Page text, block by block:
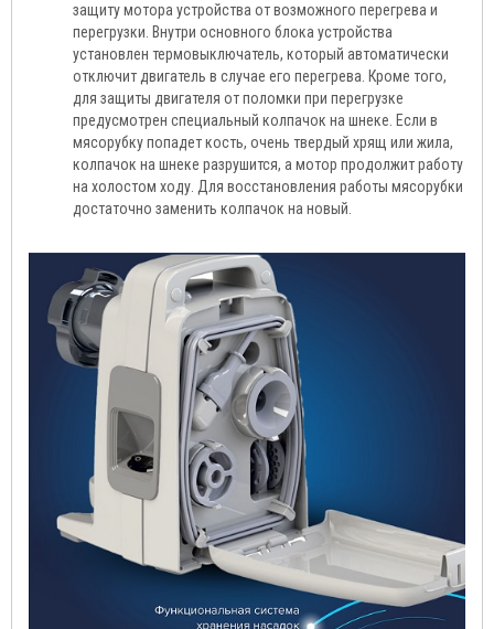
защиту мотора устройства от возможного перегрева и
перегрузки. Внутри основного блока устройства
установлен термовыключатель, который автоматически
отключит двигатель в случае его перегрева. Кроме того,
для защиты двигателя от поломки при перегрузке
предусмотрен специальный колпачок на шнеке. Если в
мясорубку попадет кость, очень твердый хрящ или жила,
колпачок на шнеке разрушится, а мотор продолжит работу
на холостом ходу. Для восстановления работы мясорубки
достаточно заменить колпачок на новый.